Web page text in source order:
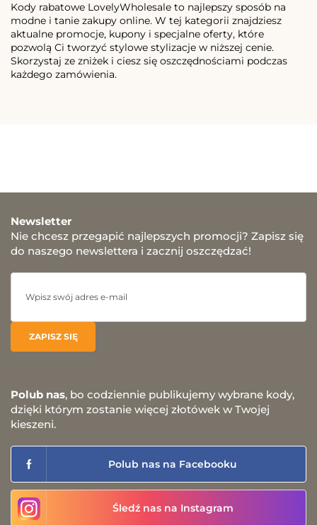
Kody rabatowe LovelyWholesale to najlepszy sposób na
modne i tanie zakupy online. W tej kategorii znajdziesz
aktualne promocje, kupony i specjalne oferty, które
pozwolą Ci tworzyć stylowe stylizacje w niższej cenie.
Skorzystaj ze zniżek i ciesz się oszczędnościami podczas
każdego zamówienia.
Newsletter
Nie chcesz przegapić najlepszych promocji? Zapisz się
do naszego newslettera i zacznij oszczędzać!
Polub nas, bo codziennie publikujemy wybrane kody,
dzięki którym zostanie więcej złotówek w Twojej
kieszeni.
Polub nas na Facebooku
Śledź nas na Instagram